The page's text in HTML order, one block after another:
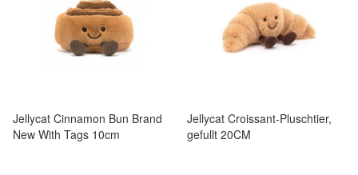
Jellycat Cinnamon Bun Brand
New With Tags 10cm
Jellycat Croissant-Pluschtier,
gefullt 20CM